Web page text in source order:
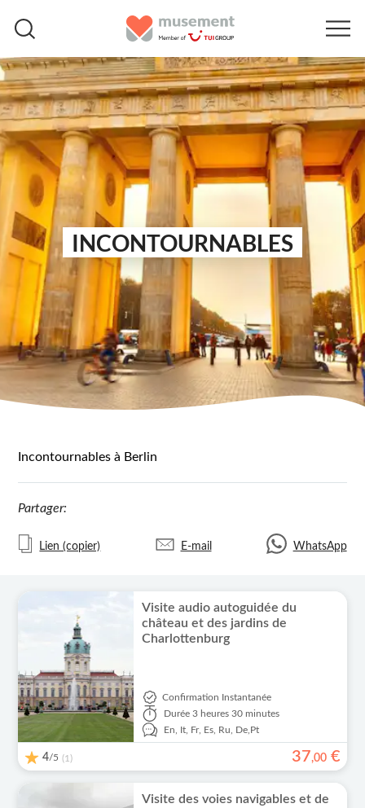
INCONTOURNABLES
Incontournables à Berlin
Partager:
Lien (copier) E-mail WhatsApp
Visite audio autoguidée du
château et des jardins de
Charlottenburg
Confirmation Instantanée
Durée 3 heures 30 minutes
En,
It, Fr, Es, Ru, De,Pt
4/5 (1) 37,00 €
Visite des voies navigables et de